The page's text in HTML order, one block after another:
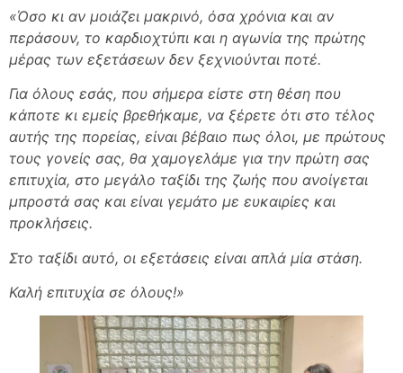
«Όσο κι αν μοιάζει μακρινό, όσα χρόνια και αν
περάσουν, το καρδιοχτύπι και η αγωνία της πρώτης
μέρας των εξετάσεων δεν ξεχνιούνται ποτέ.
Για όλους εσάς, που σήμερα είστε στη θέση που
κάποτε κι εμείς βρεθήκαμε, να ξέρετε ότι στο τέλος
αυτής της πορείας, είναι βέβαιο πως όλοι, με πρώτους
τους γονείς σας, θα χαμογελάμε για την πρώτη σας
επιτυχία, στο μεγάλο ταξίδι της ζωής που ανοίγεται
μπροστά σας και είναι γεμάτο με ευκαιρίες και
προκλήσεις.
Στο ταξίδι αυτό, οι εξετάσεις είναι απλά μία στάση.
Καλή επιτυχία σε όλους!»